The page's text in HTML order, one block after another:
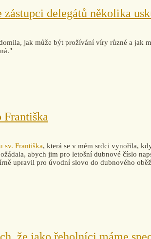
zástupci delegátů několika
jak může být prožívání víry různé a jak
Františka
sv. Františka, která se v mém srdci vynořila,
abych jim pro letošní dubnové číslo
upravil pro úvodní slovo do dubnového